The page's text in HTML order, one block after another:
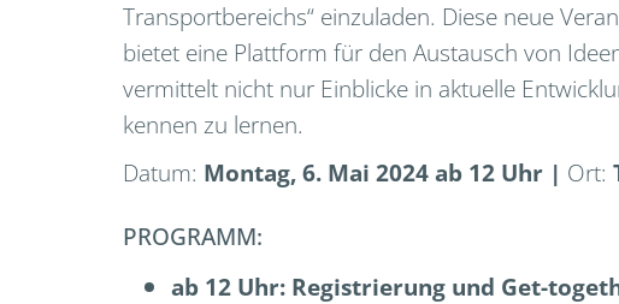
Transportbereichs“ einzuladen. Diese neue
bietet eine Plattform für den Austausch von
vermittelt nicht nur Einblicke in aktuelle
kennen zu lernen.
Datum: Montag, 6. Mai 2024 ab 12 Uhr | Ort:
PROGRAMM:
ab 12 Uhr: Registrierung und Get-